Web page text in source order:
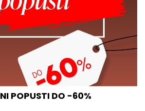
POPUSTI DO -60%